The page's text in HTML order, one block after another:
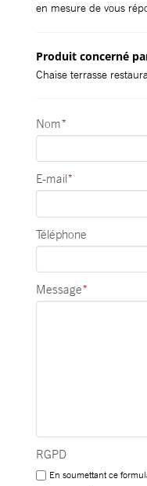
en mesure de vous
Produit concerné
Chaise terrasse
Nom*
E-mail*
Téléphone
Message*
RGPD
En soumettant ce